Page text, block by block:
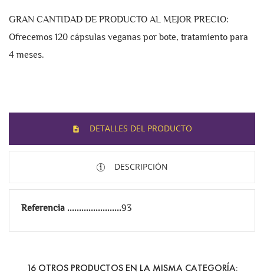
GRAN CANTIDAD DE PRODUCTO AL MEJOR PRECIO:
Ofrecemos 120 cápsulas veganas por bote, tratamiento para
4 meses.
DETALLES DEL PRODUCTO
DESCRIPCIÓN
Referencia 93
16 OTROS PRODUCTOS EN LA MISMA CATEGORÍA: